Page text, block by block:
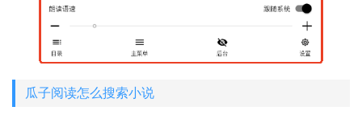
瓜子阅读怎么搜索小说